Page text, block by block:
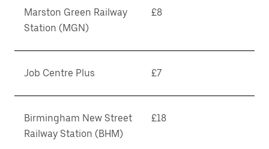
Marston Green Railway
Station (MGN)
£8
Job Centre Plus £7
Birmingham New Street
Railway Station (BHM)
£18